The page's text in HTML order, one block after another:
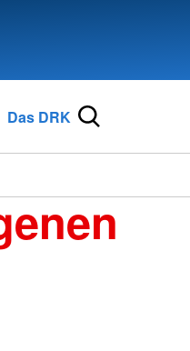
Das DRK